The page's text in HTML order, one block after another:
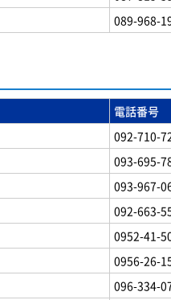
089-968-
電話番号
092-710-
093-695-
093-967-
092-663-
0952-41-
0956-26-
096-334-